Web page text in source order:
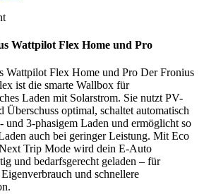
Wattpilot Flex Home und Pro
Wattpilot Flex Home und Pro Der Fronius
ist die smarte Wallbox für
Laden mit Solarstrom. Sie nutzt PV-
Überschuss optimal, schaltet automatisch
und 3-phasigem Laden und ermöglicht so
auch bei geringer Leistung. Mit Eco
Trip Mode wird dein E-Auto
und bedarfsgerecht geladen – für
und schnellere